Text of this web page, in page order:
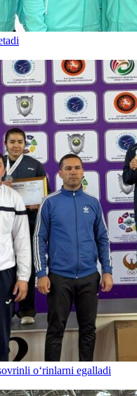
o‘rinlarni egalladi